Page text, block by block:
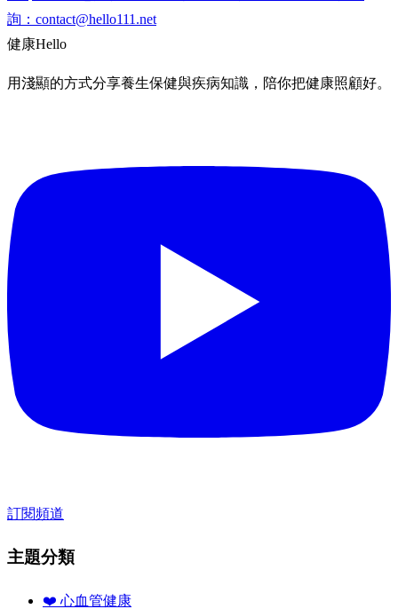
詢： contact@hello111.net
健康Hello
用淺顯的方式分享養生保健與疾病知識，陪你把健康照顧好。
訂閱頻道
主題分類
❤️ 心血管健康